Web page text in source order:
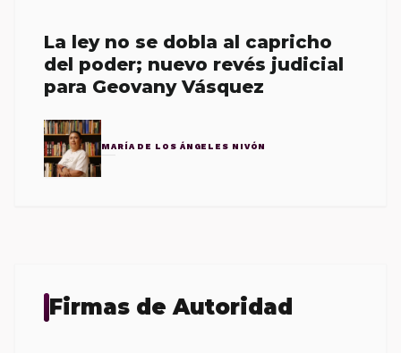
La ley no se dobla al capricho
del poder; nuevo revés judicial
para Geovany Vásquez
MARÍA DE LOS ÁNGELES NIVÓN
Firmas de Autoridad